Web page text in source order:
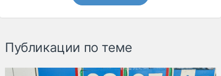
Публикации по теме